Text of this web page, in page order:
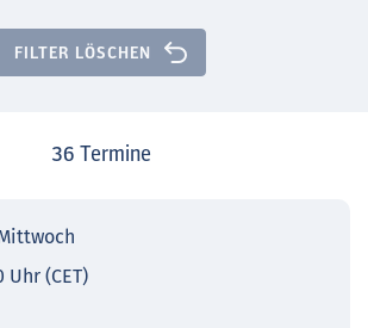
FILTER LÖSCHEN
36 Termine
Uhr (CET)